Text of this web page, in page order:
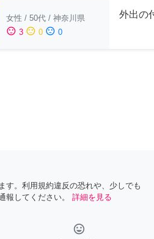
女性 / 50代 / 神奈川県
sentiment_satisfied 3 sentiment_neutral 0 sentiment_dissatisfied 0
外出の
す。利用規約違反の恐れや、少しでも
してください。
詳細を見る
tag_faces